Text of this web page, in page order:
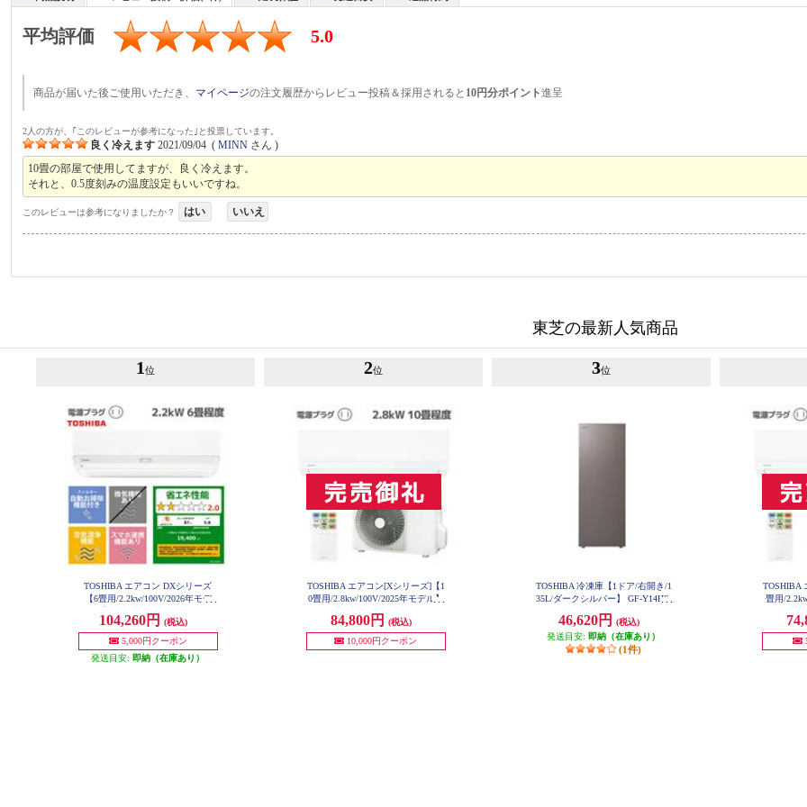
平均評価 5.0
商品が届いた後ご使用いただき、 マイページの注文履歴からレビュー投稿＆採用されると 10円分ポイント進呈
2人の方が、｢このレビューが参考になった｣と投票しています。
良く冷えます 2021/09/04 (MINN さん )
10畳の部屋で使用してますが、良く冷えます。
それと、0.5度刻みの温度設定もいいですね。
このレビューは参考になりましたか？ はい いいえ
東芝の最新人気商品
1 位
TOSHIBA エアコン DXシリーズ
【6畳用/2.2kw/100V/2026年モデ
104,260円
(税込)
5,000円クーポン
発送目安: 即納（在庫あり）
2位
TOSHIBA エアコン[Xシリーズ]【1
0畳用/2.8kw/100V/2025年モデル】
84,800円
(税込)
10,000円クーポン
3位
TOSHIBA 冷凍庫【1ドア/右開き/1
35L/ダークシルバー】 GF-Y14HS-
46,620円
(税込)
発送目安: 即納（在庫あり）
(1件)
TOSHIBA
畳用/